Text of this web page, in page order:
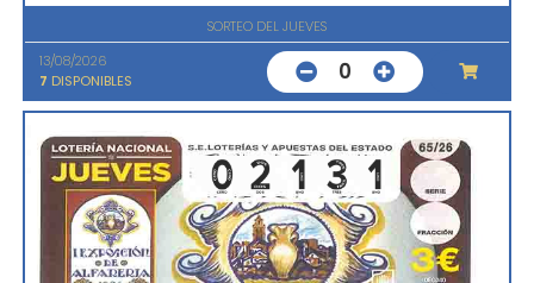
SORTEO DEL JUEVES
13/08/2026
7 DISPONIBLES 0